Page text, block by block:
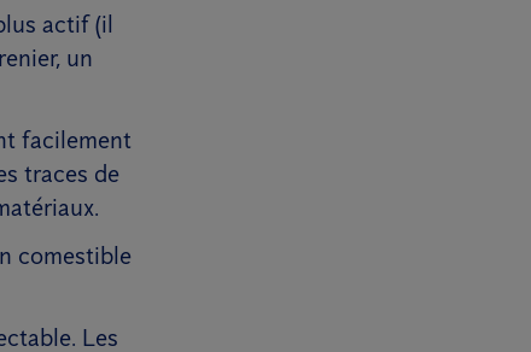
actif (il
un
facilement
traces de
comestible
Les